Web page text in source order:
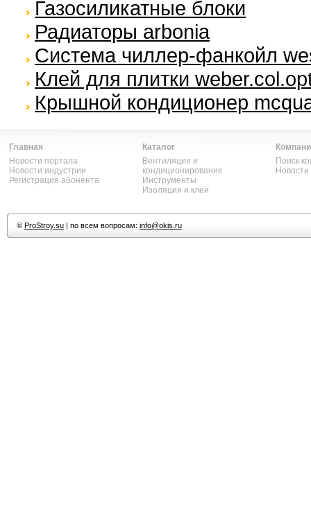
Газосиликатные блоки
Радиаторы arbonia
Система чиллер-фанкойл
Клей для плитки
Крышной кондиционер
Главная
Новости портала
Новости индустрии
Регистрация абонента
Каталог
Вентиляция и
кондиционирование
Инструменты
Изоляция и клеи
Поиск
© ProStroy.su| по всем вопросам: info@okis.ru